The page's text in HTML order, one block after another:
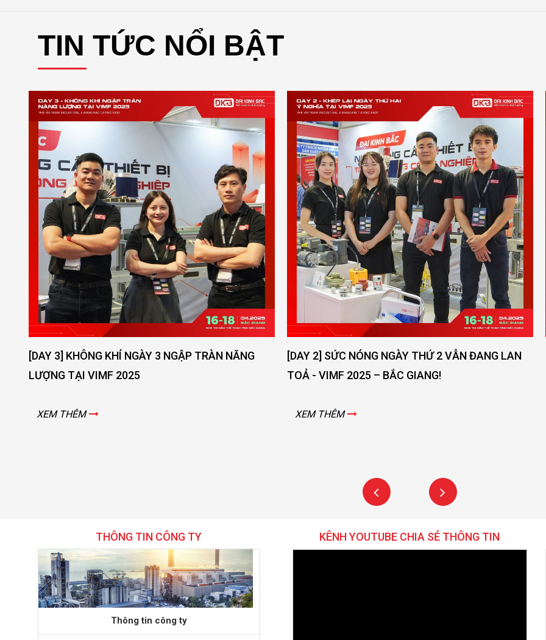
TIN TỨC NỔI BẬT
[DAY 3] KHÔNG KHÍ NGÀY 3 NGẬP TRÀN NĂNG
LƯỢNG TẠI VIMF 2025
XEM THÊM
[DAY 2] SỨC NÓNG NGÀY THỨ 2 VẪN ĐANG LAN
TOẢ - VIMF 2025 – BẮC GIANG!
XEM THÊM
THÔNG TIN CÔNG TY
Thông tin công ty
KÊNH YOUTUBE CHIA SẺ THÔNG TIN